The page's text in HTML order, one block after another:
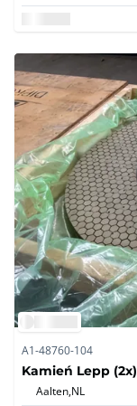
A1-48760-104
Kamień Lepp (2x)
Aalten,NL